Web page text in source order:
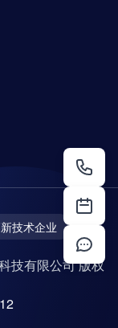
技术企业
技有限公司 版权